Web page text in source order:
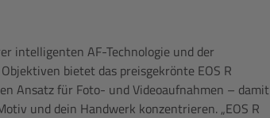
intelligenten AF-Technologie und der
bietet das preisgekrönte EOS R
Ansatz für Foto- und Videoaufnahmen – damit
und dein Handwerk konzentrieren. „EOS R